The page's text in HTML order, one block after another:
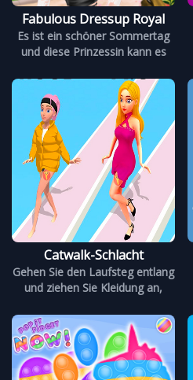
Fabulous Dressup Royal
Es ist ein schöner Sommertag
und diese Prinzessin kann es
Catwalk-Schlacht
Gehen Sie den Laufsteg entlang
und ziehen Sie Kleidung an,